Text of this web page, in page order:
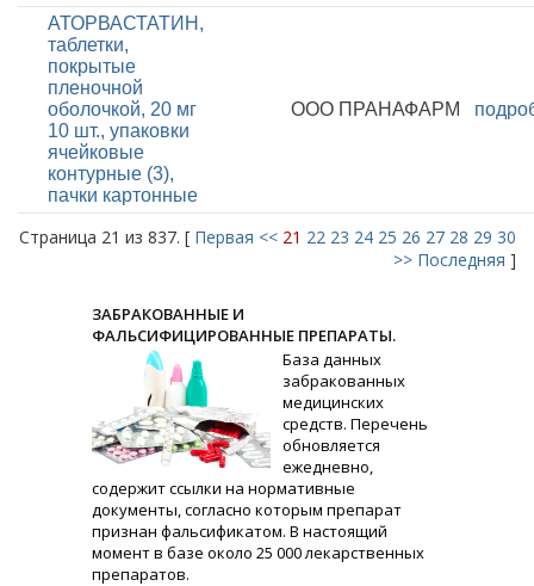
АТОРВАСТАТИН,
таблетки,
покрытые
пленочной
оболочкой, 20 мг
10 шт., упаковки
ячейковые
контурные (3),
пачки картонные
ООО ПРАНАФАРМ
Страница 21 из 837. [ Первая << 21 22 23 24 25 26 27 28 29 30
>> Последняя ]
ЗАБРАКОВАННЫЕ И
ФАЛЬСИФИЦИРОВАННЫЕ ПРЕПАРАТЫ.
База данных
забракованных
медицинских
средств. Перечень
обновляется
ежедневно,
содержит ссылки на нормативные
документы, согласно которым препарат
признан фальсификатом. В настоящий
момент в базе около 25 000 лекарственных
препаратов.